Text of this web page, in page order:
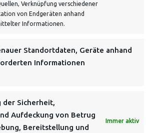
Verknüpfung verschiedener
von Endgeräten anhand
Informationen.
Standortdaten, Geräte anhand
Informationen
der Sicherheit,
Aufdeckung von Betrug
Bereitstellung und
Immer aktiv
war erfolgreich! Bitte prüfe